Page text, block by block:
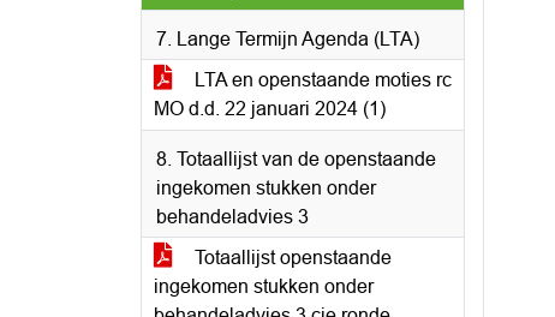
7. Lange Termijn Agenda (LTA)
LTA en openstaande moties rc
MO d.d. 22 januari 2024 (1)
8. Totaallijst van de openstaande
ingekomen stukken onder
behandeladvies 3
Totaallijst openstaande
ingekomen stukken onder